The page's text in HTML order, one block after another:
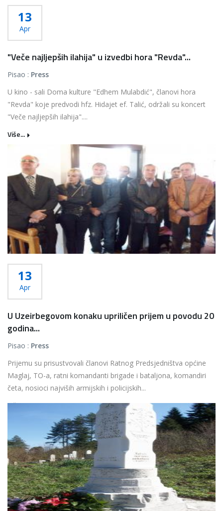
13
Apr
"Veče najljepših ilahija" u izvedbi hora "Revda"...
Pisao : Press
U kino - sali Doma kulture "Edhem Mulabdić", članovi hora
"Revda" koje predvodi hfz. Hidajet ef. Talić, održali su koncert
"Veče najljepših ilahija"....
Više...
13
Apr
U Uzeirbegovom konaku upriličen prijem u povodu 20
godina...
Pisao : Press
Prijemu su prisustvovali članovi Ratnog Predsjedništva općine
Maglaj, TO-a, ratni komandanti brigade i bataljona, komandiri
četa, nosioci najviših armijskih i policijskih...
Više...